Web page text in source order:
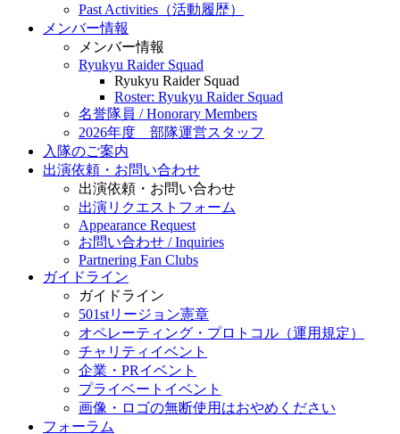
Past Activities（活動履歴）
メンバー情報
メンバー情報
Ryukyu Raider Squad
Ryukyu Raider Squad
Roster: Ryukyu Raider Squad
名誉隊員 / Honorary Members
2026年度 部隊運営スタッフ
入隊のご案内
出演依頼・お問い合わせ
出演依頼・お問い合わせ
出演リクエストフォーム
Appearance Request
お問い合わせ / Inquiries
Partnering Fan Clubs
ガイドライン
ガイドライン
501stリージョン憲章
オペレーティング・プロトコル（運用規定）
チャリティイベント
企業・PRイベント
プライベートイベント
画像・ロゴの無断使用はおやめください
フォーラム